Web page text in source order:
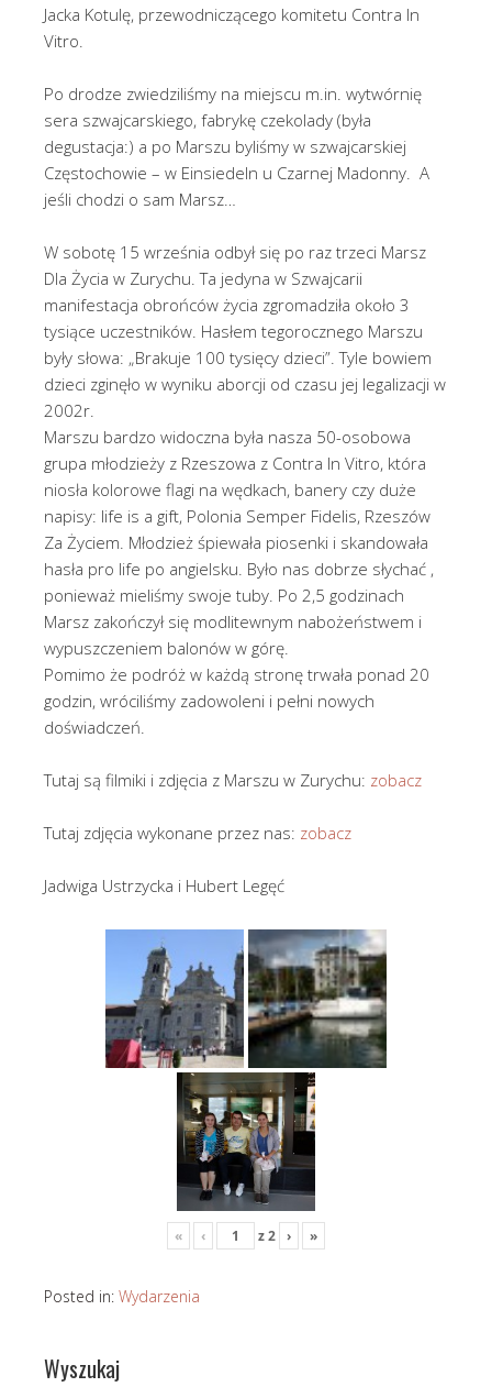
Jacka Kotulę, przewodniczącego komitetu Contra In
Vitro.
Po drodze zwiedziliśmy na miejscu m.in. wytwórnię
sera szwajcarskiego, fabrykę czekolady (była
degustacja:) a po Marszu byliśmy w szwajcarskiej
Częstochowie – w Einsiedeln u Czarnej Madonny. A
jeśli chodzi o sam Marsz…
W sobotę 15 września odbył się po raz trzeci Marsz
Dla Życia w Zurychu. Ta jedyna w Szwajcarii
manifestacja obrońców życia zgromadziła około 3
tysiące uczestników. Hasłem tegorocznego Marszu
były słowa: „Brakuje 100 tysięcy dzieci”. Tyle bowiem
dzieci zginęło w wyniku aborcji od czasu jej legalizacji w
2002r.
Marszu bardzo widoczna była nasza 50-osobowa
grupa młodzieży z Rzeszowa z Contra In Vitro, która
niosła kolorowe flagi na wędkach, banery czy duże
napisy: life is a gift, Polonia Semper Fidelis, Rzeszów
Za Życiem. Młodzież śpiewała piosenki i skandowała
hasła pro life po angielsku. Było nas dobrze słychać ,
ponieważ mieliśmy swoje tuby. Po 2,5 godzinach
Marsz zakończył się modlitewnym nabożeństwem i
wypuszczeniem balonów w górę.
Pomimo że podróż w każdą stronę trwała ponad 20
godzin, wróciliśmy zadowoleni i pełni nowych
doświadczeń.
Tutaj są filmiki i zdjęcia z Marszu w Zurychu: zobacz
Tutaj zdjęcia wykonane przez nas: zobacz
Jadwiga Ustrzycka i Hubert Legęć
« ‹ z2 › »
Posted in: Wydarzenia
Wyszukaj